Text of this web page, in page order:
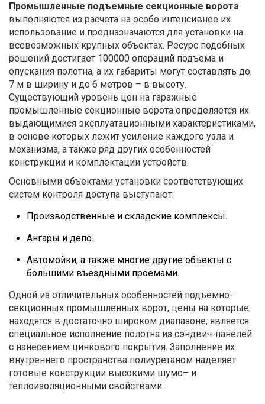
Промышленные подъемные секционные ворота
выполняются из расчета на особо интенсивное их
использование и предназначаются для установки на
всевозможных крупных объектах. Ресурс подобных
решений достигает 100000 операций подъема и
опускания полотна, а их габариты могут составлять до
7 м в ширину и до 6 метров – в высоту.
Существующий уровень цен на гаражные
промышленные секционные ворота определяется их
выдающимися эксплуатационными характеристиками,
в основе которых лежит усиление каждого узла и
механизма, а также ряд других особенностей
конструкции и комплектации устройств.
Основными объектами установки соответствующих
систем контроля доступа выступают:
Производственные и складские комплексы.
Ангары и депо.
Автомойки, а также многие другие объекты с
большими въездными проемами.
Одной из отличительных особенностей подъемно-
секционных промышленных ворот, цены на которые
находятся в достаточно широком диапазоне, является
специальное исполнение полотна из сэндвич-панелей
с нанесением цинкового покрытия. Заполнение их
внутреннего пространства полиуретаном наделяет
готовые конструкции высокими шумо– и
теплоизоляционными свойствами.